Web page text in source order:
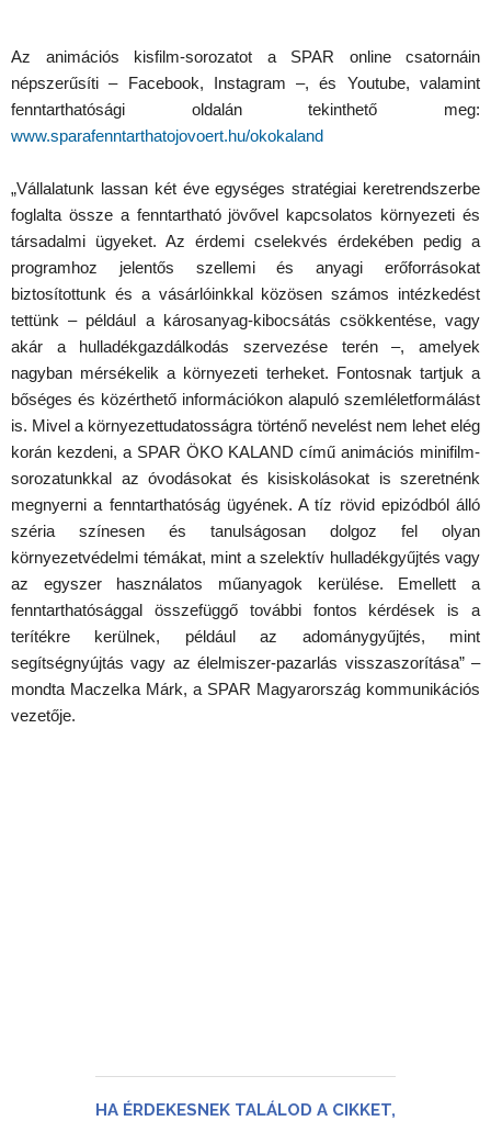
Az animációs kisfilm-sorozatot a SPAR online csatornáin
népszerűsíti – Facebook, Instagram –, és Youtube, valamint
fenntarthatósági oldalán tekinthető meg:
www.sparafenntarthatojovoert.hu/okokaland
„Vállalatunk lassan két éve egységes stratégiai keretrendszerbe
foglalta össze a fenntartható jövővel kapcsolatos környezeti és
társadalmi ügyeket. Az érdemi cselekvés érdekében pedig a
programhoz jelentős szellemi és anyagi erőforrásokat
biztosítottunk és a vásárlóinkkal közösen számos intézkedést
tettünk – például a károsanyag-kibocsátás csökkentése, vagy
akár a hulladékgazdálkodás szervezése terén –, amelyek
nagyban mérsékelik a környezeti terheket. Fontosnak tartjuk a
bőséges és közérthető információkon alapuló szemléletformálást
is. Mivel a környezettudatosságra történő nevelést nem lehet elég
korán kezdeni, a SPAR ÖKO KALAND című animációs minifilm-
sorozatunkkal az óvodásokat és kisiskolásokat is szeretnénk
megnyerni a fenntarthatóság ügyének. A tíz rövid epizódból álló
széria színesen és tanulságosan dolgoz fel olyan
környezetvédelmi témákat, mint a szelektív hulladékgyűjtés vagy
az egyszer használatos műanyagok kerülése. Emellett a
fenntarthatósággal összefüggő további fontos kérdések is a
terítékre kerülnek, például az adománygyűjtés, mint
segítségnyújtás vagy az élelmiszer-pazarlás visszaszorítása” –
mondta Maczelka Márk, a SPAR Magyarország kommunikációs
vezetője.
HA ÉRDEKESNEK TALÁLOD A CIKKET,